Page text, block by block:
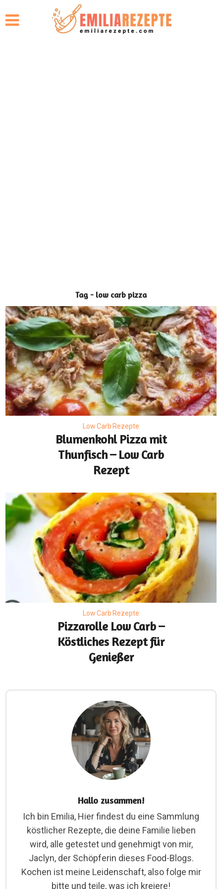
Tag - low carb pizza
Low Carb Rezepte
Blumenkohl Pizza mit
Thunfisch – Low Carb
Rezept
Low Carb Rezepte
Pizzarolle Low Carb –
Köstliches Rezept für
Genießer
Hallo zusammen!
Ich bin Emilia, Hier findest du eine Sammlung
köstlicher Rezepte, die deine Familie lieben
wird, alle getestet und genehmigt von mir,
Jaclyn, der Schöpferin dieses Food-Blogs.
Kochen ist meine Leidenschaft, also folge mir
bitte und teile, was ich kreiere!